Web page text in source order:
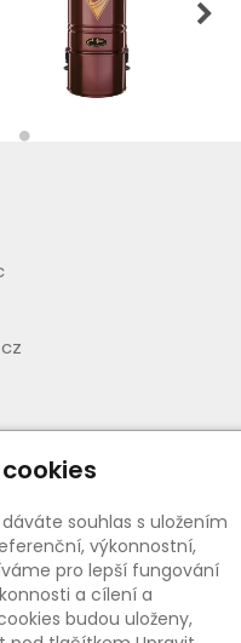
souhlas s uložením
výkonnostní,
pro lepší fungování
a cílení a
budou uloženy,